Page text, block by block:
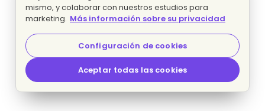
mismo, y colaborar con nuestros estudios para
marketing. Más información sobre su privacidad
Configuración de cookies
Aceptar todas las cookies